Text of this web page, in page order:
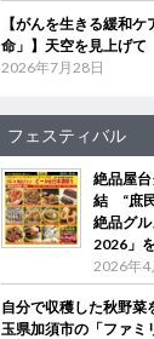
【がんを生きる緩和
命」】天空を見上げて
2026年7月28日
フェスティバル
絶品屋
結 “庶
絶品グ
2026」
2026年4
自分で収穫した秋野
玉県加須市の「ファミ